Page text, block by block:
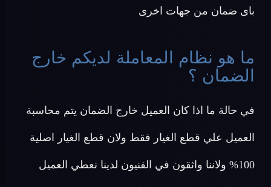
باى ضمان من جهات اخرى
ما هو نظام المعاملة لديكم خارج
الضمان ؟
في حالة ما اذا كان العميل خارج الضمان يتم محاسبة
العميل علي قطع الغيار فقط ولان قطع الغيار اصلية
100% ولاننا واثقون في الفنيون لدينا نعطي العميل